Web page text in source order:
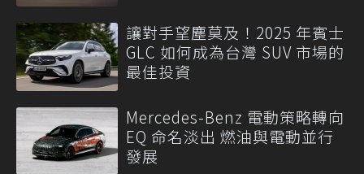
讓對手望塵莫及！2025 年賓士
GLC 如何成為台灣 SUV 市場的
最佳投資
Mercedes-Benz 電動策略轉向
EQ 命名淡出 燃油與電動並行
發展